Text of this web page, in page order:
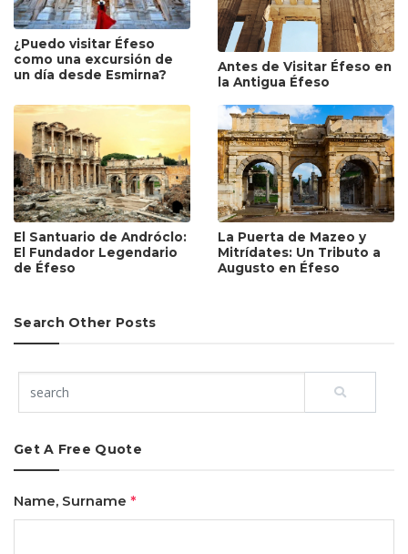
¿Puedo visitar Éfeso
como una excursión de
un día desde Esmirna?
Antes de Visitar Éfeso en
la Antigua Éfeso
El Santuario de Andróclo:
El Fundador Legendario
de Éfeso
La Puerta de Mazeo y
Mitrídates: Un Tributo a
Augusto en Éfeso
Search Other Posts
Get A Free Quote
Name, Surname *